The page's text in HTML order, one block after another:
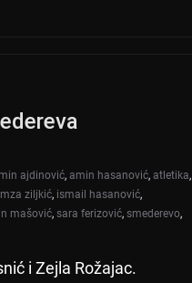
ajdinović, amin hasanović, atletika,
ziljkić, ismail hasanović,
mašović, sara ferizović, smederevo,
i Zejla Rožajac.